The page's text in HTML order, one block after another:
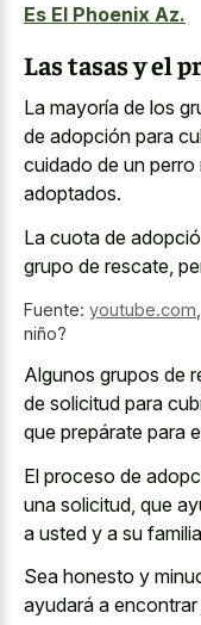
Es El Phoenix Az.
Las tasas y el
La mayoría de los
de adopción para
cuidado de un
adoptados.
La cuota de
grupo de rescate,
Fuente: youtube.com
niño?
Algunos grupos de
de solicitud para
que prepárate para
El proceso de
una solicitud, que
a usted y a su
Sea honesto y
ayudará a